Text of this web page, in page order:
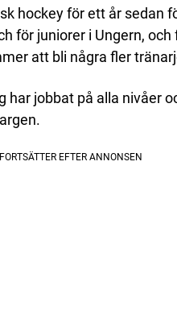
hockey för ett år sedan
för juniorer i Ungern, och
att bli några fler
har jobbat på alla nivåer